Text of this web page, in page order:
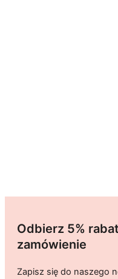
Odbierz 5%
zamówienie
Zapisz się do naszego